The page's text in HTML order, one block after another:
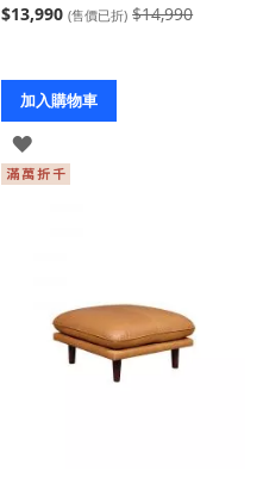
$13,990 (售價已折) $14,990
加入購物車
登
入